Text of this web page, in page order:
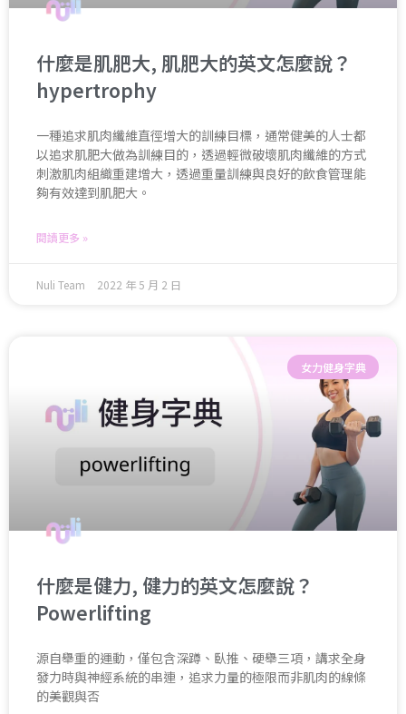
什麼是肌肥大, 肌肥大的英文怎麼說？
hypertrophy
一種追求肌肉纖維直徑增大的訓練目標，通常健美的人士都
以追求肌肥大做為訓練目的，透過輕微破壞肌肉纖維的方式
刺激肌肉組織重建增大，透過重量訓練與良好的飲食管理能
夠有效達到肌肥大。
閱讀更多 »
Nuli Team 2022 年 5 月 2 日
女力健身字典
什麼是健力, 健力的英文怎麼說？
Powerlifting
源自舉重的運動，僅包含深蹲、臥推、硬舉三項，講求全身
發力時與神經系統的串連，追求力量的極限而非肌肉的線條
的美觀與否